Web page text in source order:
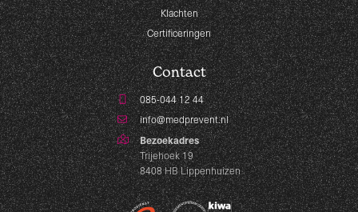
Klachten
Certificeringen
Contact
085-044 12 44
info@medprevent.nl
Bezoekadres
Trijehoek 19
8408 HB Lippenhuizen